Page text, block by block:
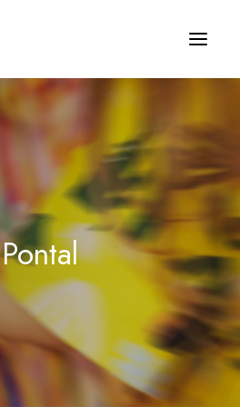
Pontal